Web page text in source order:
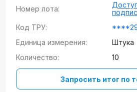
Номер лота:
Код ТРУ:
Единица измерения:
Штука
Количество:
10
Запросить итог по